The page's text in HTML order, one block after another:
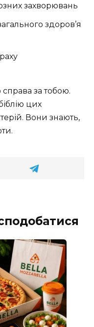
захворювань
здоров’я
за тобою.
цих
Вони знають,